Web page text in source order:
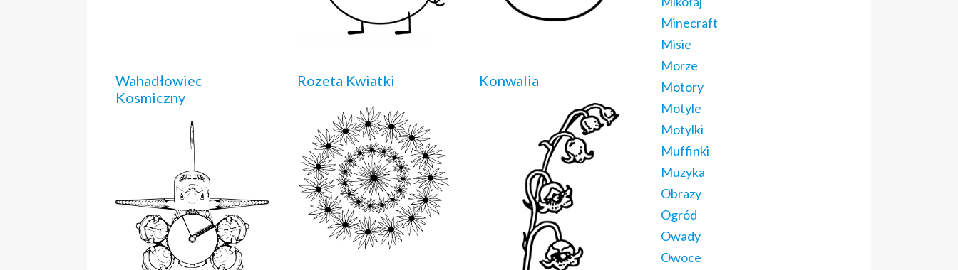
Wahadłowiec
Kosmiczny
Rozeta Kwiatki Konwalia
Minecraft
Misie
Morze
Motory
Motyle
Motylki
Muffinki
Muzyka
Obrazy
Ogród
Owady
Owoce